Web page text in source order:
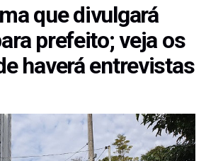
que divulgará
prefeito; veja os
haverá entrevistas